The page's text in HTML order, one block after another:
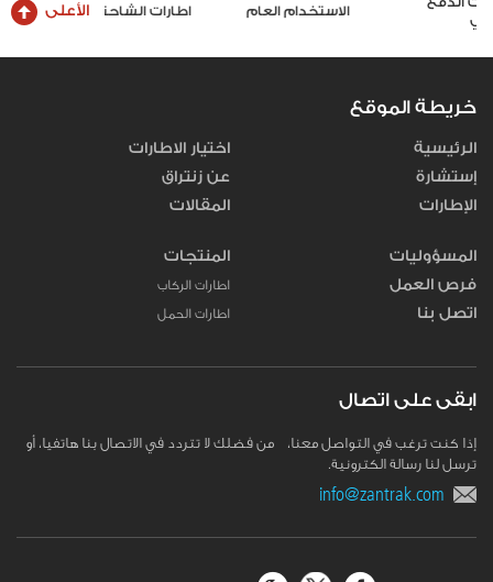
الاستخدام العام اطارات الشاحنات والحافلات الأعلى
خريطة الموقع
الرئيسية
إستشارة
الإطارات
اختيار الاطارات
عن زنتراق
المقالات
المسؤوليات
فرص العمل
اتصل بنا
المنتجات
اطارات الركاب
اطارات الحمل
ابقى على اتصال
إذا كنت ترغب في التواصل معنا، من فضلك لا تتردد في الاتصال بنا هاتفيا، أو
ترسل لنا رسالة الكترونية.